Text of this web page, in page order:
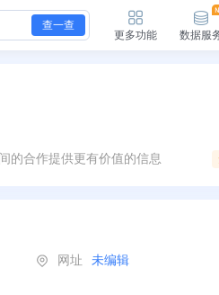
查一查
更多功能 数据服
的合作提供更有价值的信息
网址 未编辑